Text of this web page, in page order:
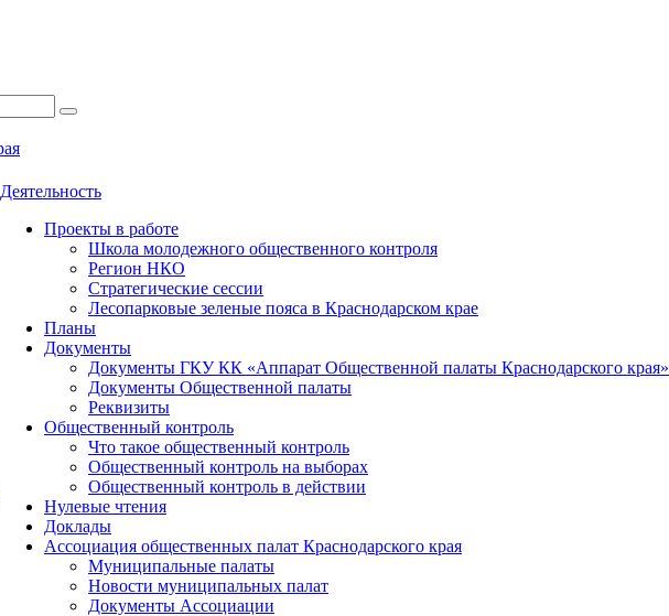
Деятельность
Проекты в работе
Школа молодежного общественного контроля
Регион НКО
Стратегические сессии
Лесопарковые зеленые пояса в Краснодарском крае
Планы
Документы
Документы ГКУ КК «Аппарат Общественной палаты Краснодарского края»
Документы Общественной палаты
Реквизиты
Общественный контроль
Что такое общественный контроль
Общественный контроль на выборах
Общественный контроль в действии
Нулевые чтения
Доклады
Ассоциация общественных палат Краснодарского края
Муниципальные палаты
Новости муниципальных палат
Документы Ассоциации